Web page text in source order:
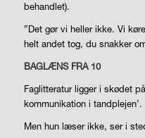
behandlet).
”Det gør vi heller ikke. Vi
helt andet tog, du snakker
BAGLÆNS FRA 10
Faglitteratur ligger i skødet
kommunikation i tandplejen’.
Men hun læser ikke, ser i